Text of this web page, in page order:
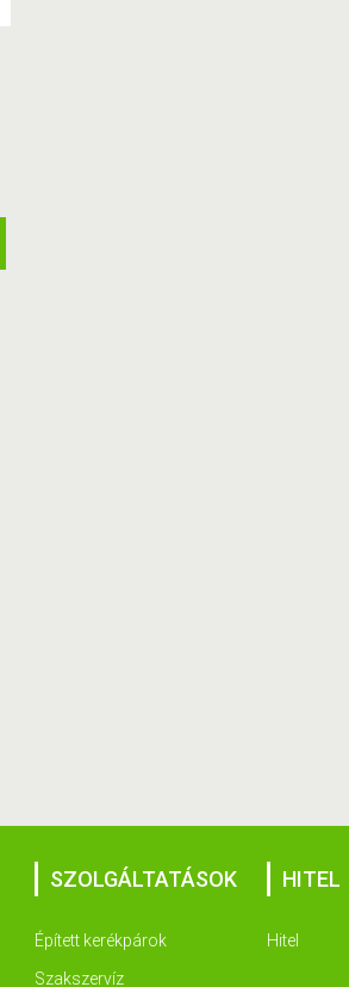
SZOLGÁLTATÁSOK
Épített kerékpárok
Szakszervíz
HITEL
Hitel